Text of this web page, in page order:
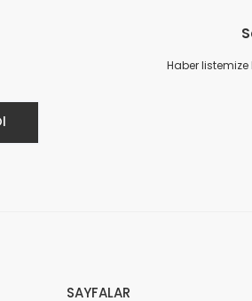
Haber
SAYFALAR